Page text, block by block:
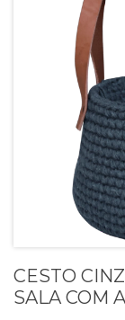
CESTO
SALA COM